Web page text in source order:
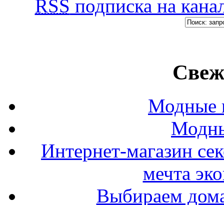
RSS подписка на
Модные
Интернет-магазин
мечта
Выбираем